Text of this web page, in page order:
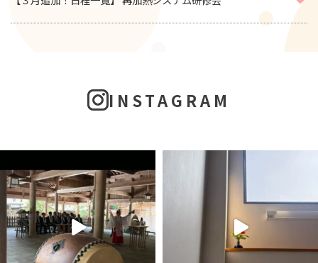
INSTAGRAM